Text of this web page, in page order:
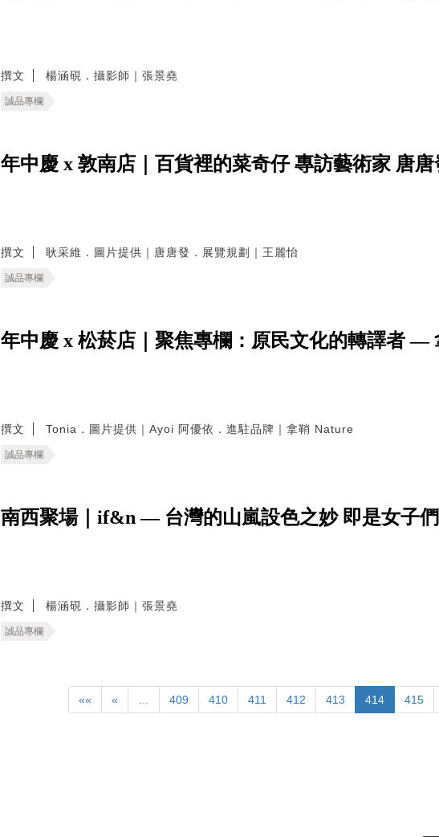
撰文 楊涵硯．攝影師｜張景堯
誠品專欄
年中慶 x 敦南店｜百貨裡的菜奇仔 專訪藝術家 唐唐
撰文 耿采維．圖片提供｜唐唐發．展覽規劃｜王麗怡
誠品專欄
年中慶 x 松菸店｜聚焦專欄：原民文化的轉譯者 —
撰文 Tonia．圖片提供｜Ayoi 阿優依．進駐品牌｜拿鞘 Nature
誠品專欄
南西聚場｜if&n — 台灣的山嵐設色之妙 即是女子
撰文 楊涵硯．攝影師｜張景堯
誠品專欄
«« « … 409 410 411 412 413 414 415